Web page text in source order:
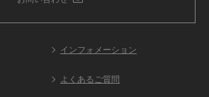
インフォメーション
よくあるご質問